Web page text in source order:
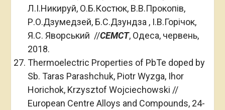
Л.І.Никируй, О.Б.Костюк, В.В.Прокопів,
Р.О.Дзумедзей, Б.С.Дзундза , І.В.Горічок,
Я.С. Яворський //СЕМСТ, Одеса, червень,
2018.
Thermoelectric Properties of PbTe doped by
Sb. Taras Parashchuk, Piotr Wyzga, Ihor
Horichok, Krzysztof Wojciechowski //
European Centre Alloys and Compounds, 24-